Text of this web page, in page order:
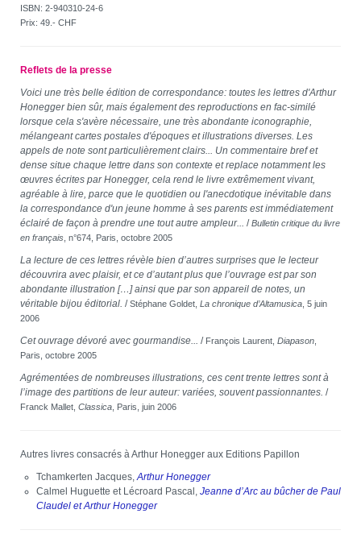
ISBN: 2-940310-24-6
Prix: 49.- CHF
Reflets de la presse
Voici une très belle édition de correspondance: toutes les lettres d'Arthur
Honegger bien sûr, mais également des reproductions en fac-similé
lorsque cela s'avère nécessaire, une très abondante iconographie,
mélangeant cartes postales d'époques et illustrations diverses. Les
appels de note sont particulièrement clairs... Un commentaire bref et
dense situe chaque lettre dans son contexte et replace notamment les
œuvres écrites par Honegger, cela rend le livre extrêmement vivant,
agréable à lire, parce que le quotidien ou l'anecdotique inévitable dans
la correspondance d'un jeune homme à ses parents est immédiatement
éclairé de façon à prendre une tout autre ampleur... /Bulletin critique du livre
en français , n°674, Paris, octobre 2005
La lecture de ces lettres révèle bien d’autres surprises que le lecteur
découvrira avec plaisir, et ce d’autant plus que l’ouvrage est par son
abondante illustration […] ainsi que par son appareil de notes, un
véritable bijou éditorial. /Stéphane Goldet, La chronique d’Altamusica , 5 juin
2006
Cet ouvrage dévoré avec gourmandise... / François Laurent, Diapason
Paris, octobre 2005
Agrémentées de nombreuses illustrations, ces cent trente lettres sont à
l’image des partitions de leur auteur: variées, souvent passionnantes. /
Franck Mallet, Classica , Paris, juin 2006
Autres livres consacrés à Arthur Honegger aux Editions Papillon
Tchamkerten Jacques,Arthur Honegger
Calmel Huguette et Lécroard Pascal, Jeanne d’Arc au bûcher de Paul
Claudel et Arthur Honegger